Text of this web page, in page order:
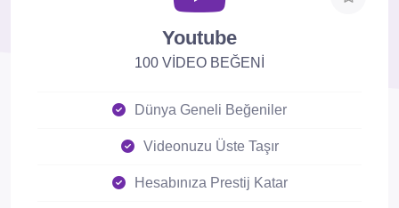
Youtube
100 VİDEO BEĞENİ
Dünya Geneli Beğeniler
Videonuzu Üste Taşır
Hesabınıza Prestij Katar